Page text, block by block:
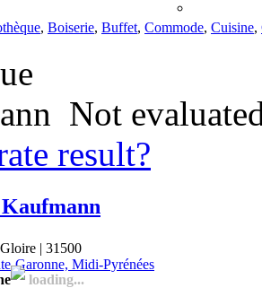
, Boiserie, Buffet, Commode, Cuisine,
Not
result?
| 31500
Garonne, Midi-Pyrénées
loading...